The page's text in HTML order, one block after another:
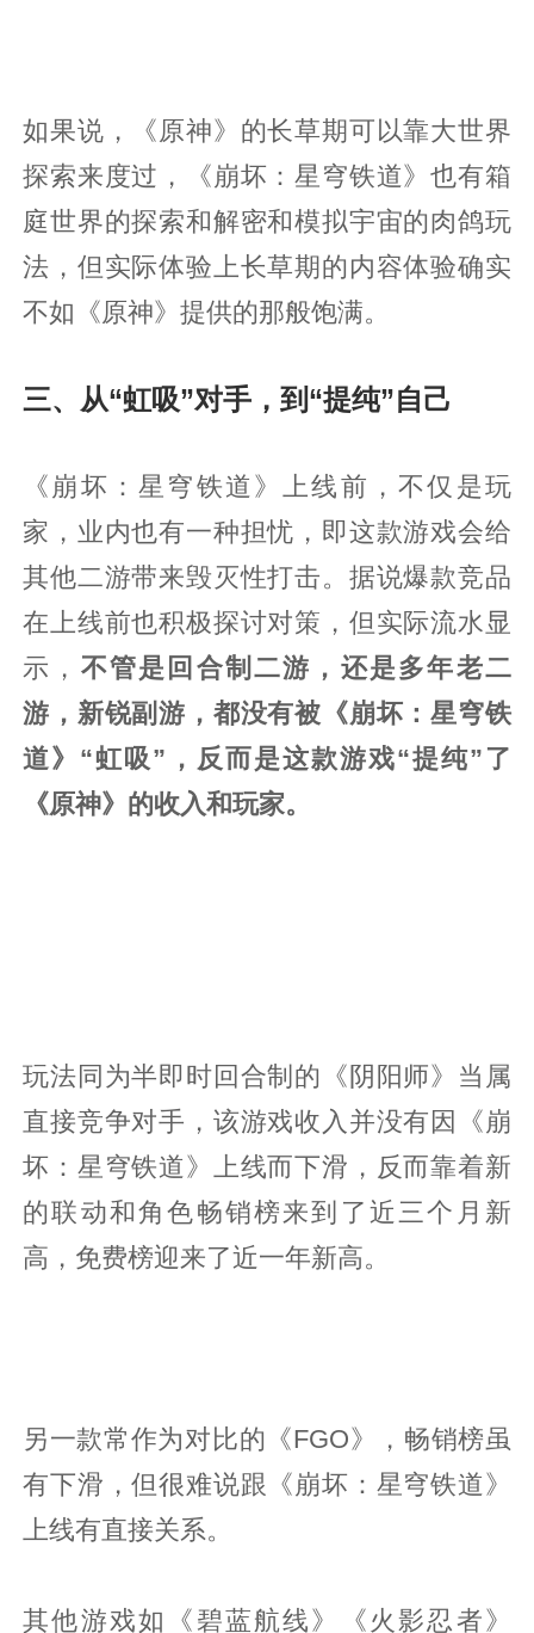
如果说，《原神》的长草期可以靠大世界
探索来度过，《崩坏：星穹铁道》也有箱
庭世界的探索和解密和模拟宇宙的肉鸽玩
法，但实际体验上长草期的内容体验确实
不如《原神》提供的那般饱满。
三、从“虹吸”对手，到“提纯”自己
《崩坏：星穹铁道》上线前，不仅是玩
家，业内也有一种担忧，即这款游戏会给
其他二游带来毁灭性打击。据说爆款竞品
在上线前也积极探讨对策，但实际流水显
示， 不管是回合制二游，还是多年老二
游，新锐副游，都没有被《崩坏：星穹铁
道》“虹吸”，反而是这款游戏“提纯”了
《原神》的收入和玩家。
玩法同为半即时回合制的《阴阳师》当属
直接竞争对手，该游戏收入并没有因《崩
坏：星穹铁道》上线而下滑，反而靠着新
的联动和角色畅销榜来到了近三个月新
高，免费榜迎来了近一年新高。
另一款常作为对比的《FGO》，畅销榜虽
有下滑，但很难说跟《崩坏：星穹铁道》
上线有直接关系。
其他游戏如《碧蓝航线》《火影忍者》